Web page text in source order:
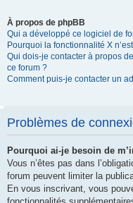
À propos de phpBB
Qui a développé ce logiciel de
Pourquoi la fonctionnalité X
Qui dois-je contacter à propos
ce forum ?
Comment puis-je contacter un
Problèmes de
Pourquoi ai-je besoin de
Vous n’êtes pas dans
forum peuvent limiter la
En vous inscrivant, vous